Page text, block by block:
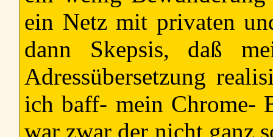
ein Netz mit privaten
dann Skepsis, daß
Adressübersetzung
ich baff- mein Chrome-
war zwar der nicht ganz